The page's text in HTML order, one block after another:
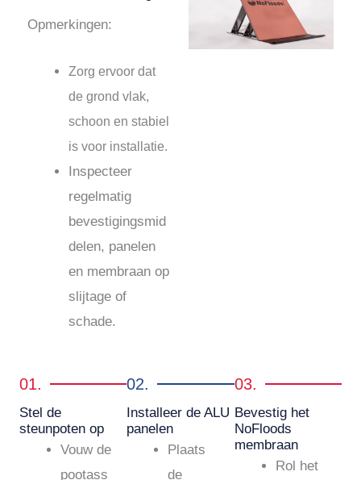
Opmerkingen:
Zorg ervoor dat
de grond vlak,
schoon en stabiel
is voor installatie.
Inspecteer
regelmatig
bevestigingsmid
delen, panelen
en membraan op
slijtage of
schade.
01.
Stel de
steunpoten op
Vouw de
pootass
02.
Installeer de ALU
panelen
Plaats
de
03.
Bevestig het
NoFloods
membraan
Rol het